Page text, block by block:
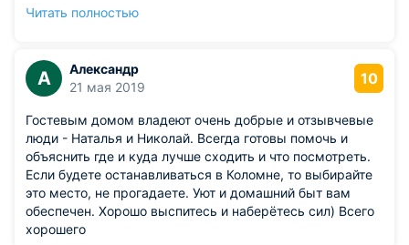
Москва реки. Приятных впечатлений осталось очень
Читать полностью
А
Александр
21 мая 2019
10
Гостевым домом владеют очень добрые и отзывчевые
люди - Наталья и Николай. Всегда готовы помочь и
объяснить где и куда лучше сходить и что посмотреть.
Если будете останавливаться в Коломне, то выбирайте
это место, не прогадаете. Уют и домашний быт вам
обеспечен. Хорошо выспитесь и наберётесь сил) Всего
хорошего